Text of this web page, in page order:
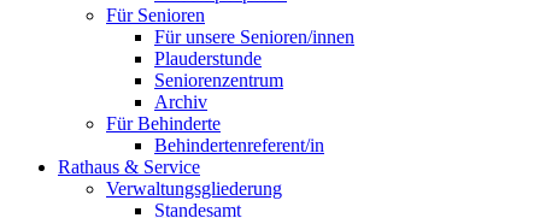
Für Senioren
Für unsere Senioren/innen
Plauderstunde
Seniorenzentrum
Archiv
Für Behinderte
Behindertenreferent/in
Rathaus & Service
Verwaltungsgliederung
Standesamt